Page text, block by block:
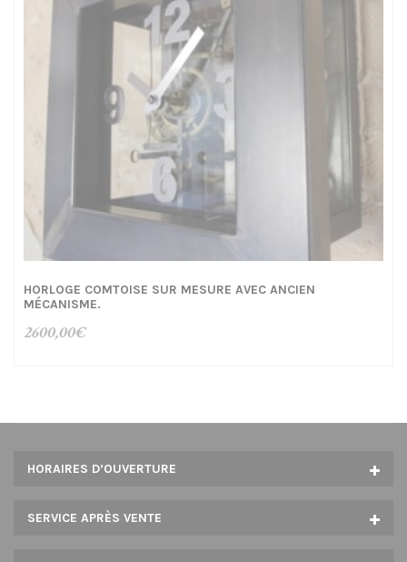
HORLOGE COMTOISE SUR MESURE AVEC ANCIEN
MÉCANISME.
2600,00€
SERVICE APRÈS VENTE
HORAIRES D’OUVERTURE